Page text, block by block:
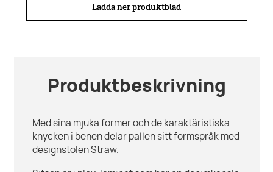
Ladda ner produktblad
Produktbeskrivning
Med sina mjuka former och de karaktäristiska
knycken i benen delar pallen sitt formspråk med
designstolen Straw.